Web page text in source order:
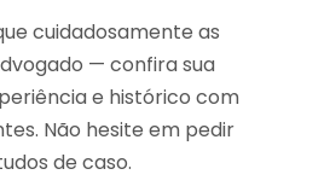
cuidadosamente as
— confira sua
e histórico com
Não hesite em pedir
de caso.